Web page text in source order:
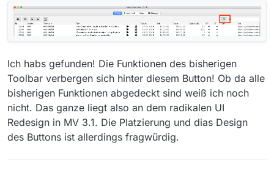
Ich habs gefunden! Die Funktionen des bisherigen
Toolbar verbergen sich hinter diesem Button! Ob da alle
bisherigen Funktionen abgedeckt sind weiß ich noch
nicht. Das ganze liegt also an dem radikalen UI
Redesign in MV 3.1. Die Platzierung und dias Design
des Buttons ist allerdings fragwürdig.